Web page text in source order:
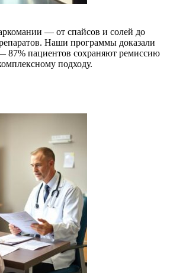
— от спайсов и солей до
Наши программы доказали
87% пациентов сохраняют ремиссию
подходу.